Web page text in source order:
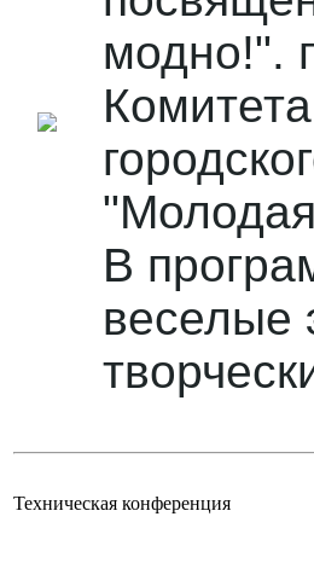
модно!".
В
веселые
Техническая конференция